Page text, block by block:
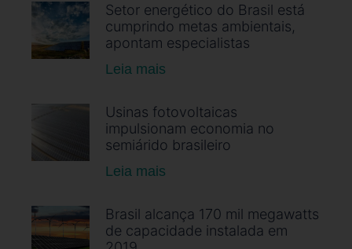
Setor energético do Brasil está
cumprindo metas ambientais,
apontam especialistas
Leia mais
Usinas fotovoltaicas
impulsionam economia no
semiárido brasileiro
Leia mais
Brasil alcança 170 mil megawatts
de capacidade instalada em